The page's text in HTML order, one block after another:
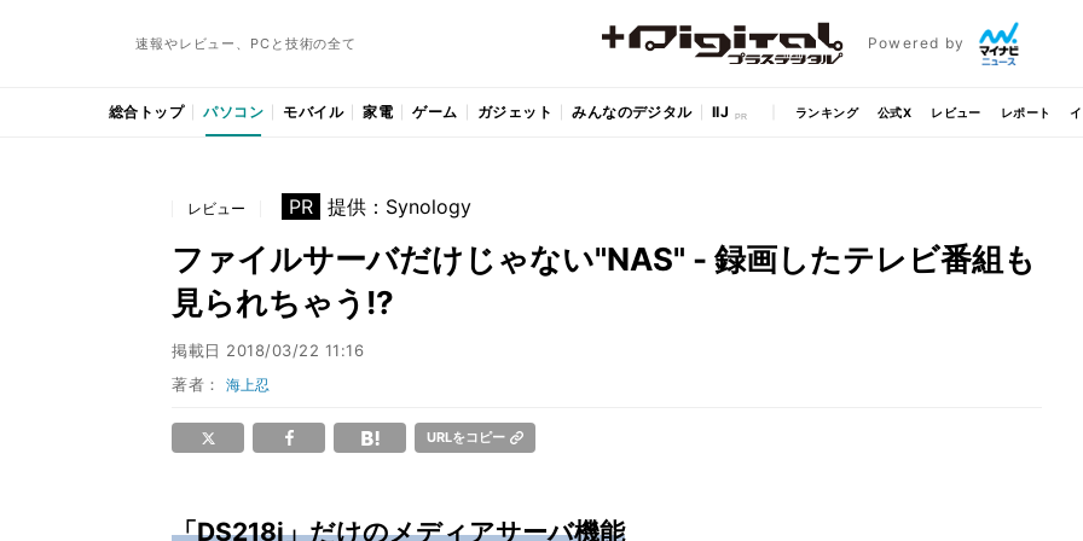
速報やレビュー、PCと技術の全て Powered by
総合トップ パソコン モバイル 家電 ゲーム ガジェット みんなのデジタル IIJ ランキング 公式X レビュー レポート
レビュー PR 提供：Synology
ファイルサーバだけじゃない"NAS" - 録画したテレビ番組も
見られちゃう!?
掲載日 2018/03/22 11:16
著者：海上忍
URLをコピー
「DS218j」だけのメディアサーバ機能